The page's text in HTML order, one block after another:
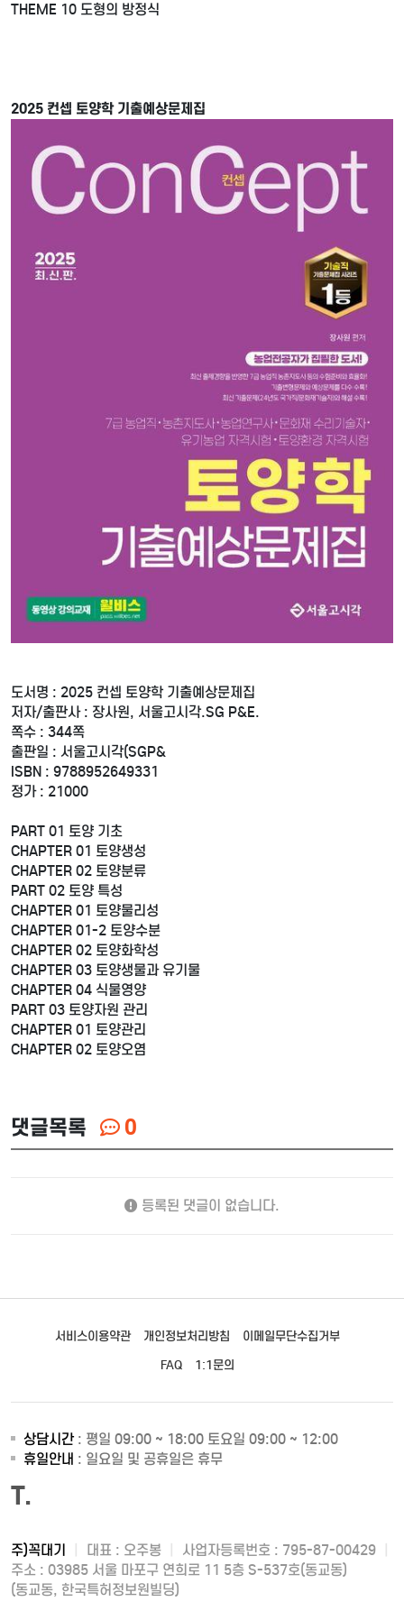
THEME 10 도형의 방정식
2025 컨셉 토양학 기출예상문제집
도서명 : 2025 컨셉 토양학 기출예상문제집
저자/출판사 : 장사원, 서울고시각.SG P&E.
쪽수 : 344쪽
출판일 : 서울고시각(SGP&
ISBN : 9788952649331
정가 : 21000
PART 01 토양 기초
CHAPTER 01 토양생성
CHAPTER 02 토양분류
PART 02 토양 특성
CHAPTER 01 토양물리성
CHAPTER 01-2 토양수분
CHAPTER 02 토양화학성
CHAPTER 03 토양생물과 유기물
CHAPTER 04 식물영양
PART 03 토양자원 관리
CHAPTER 01 토양관리
CHAPTER 02 토양오염
댓글목록 0
등록된 댓글이 없습니다.
서비스이용약관 개인정보처리방침
이메일무단수집거부
FAQ
1:1문의
상담시간: 평일 09:00 ~ 18:00 토요일 09:00 ~ 12:00
휴일안내 : 일요일 및 공휴일은 휴무
T.
주)꼭대기 대표 : 오주봉 사업자등록번호 : 795-87-00429
주소 : 03985 서울 마포구 연희로 11 5층 S-537호(동교동)
(동교동, 한국특허정보원빌딩)